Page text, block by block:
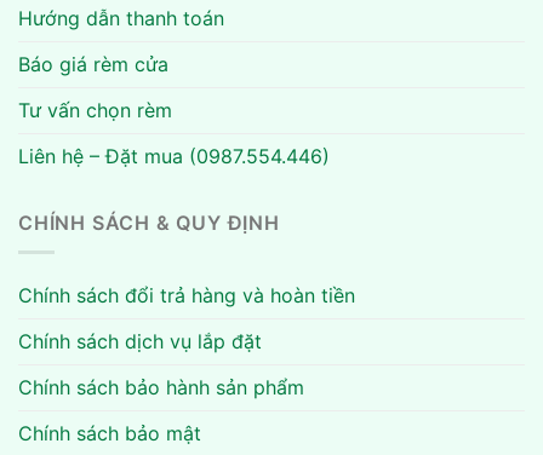
Hướng dẫn thanh toán
Báo giá rèm cửa
Tư vấn chọn rèm
Liên hệ – Đặt mua (0987.554.446)
CHÍNH SÁCH & QUY ĐỊNH
Chính sách đổi trả hàng và hoàn tiền
Chính sách dịch vụ lắp đặt
Chính sách bảo hành sản phẩm
Chính sách bảo mật